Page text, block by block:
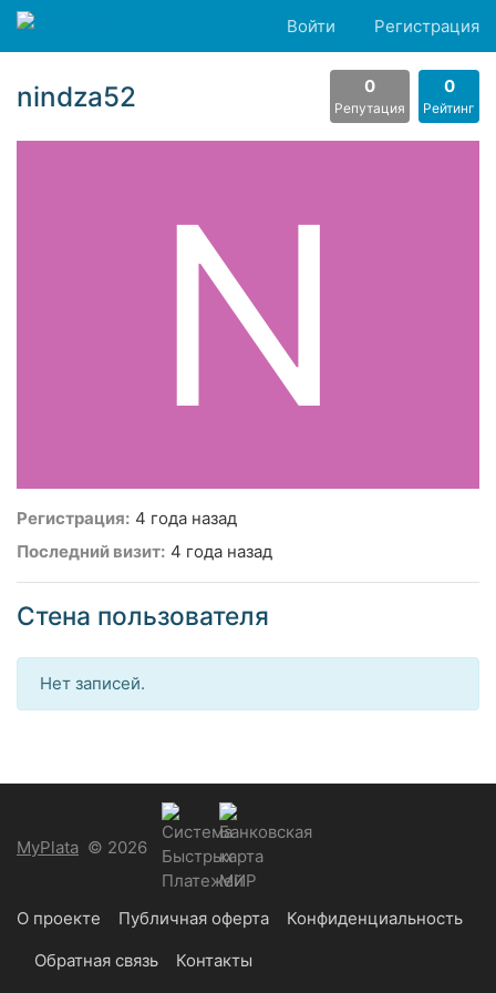
Войти Регистрация
nindza52 0
Репутация
0
Рейтинг
N
Регистрация: 4 года назад
Последний визит: 4 года назад
Стена пользователя
Нет записей.
MyPlata © 2026
О проекте Публичная оферта
Конфиденциальность
Обратная связь
Контакты